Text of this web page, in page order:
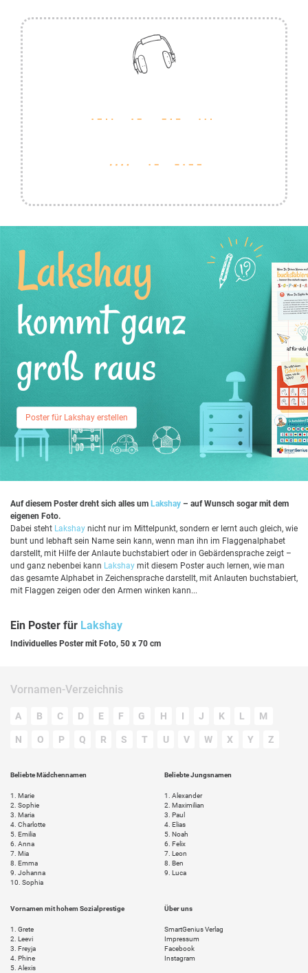
Lakshay
kommt ganz
groß raus
Poster für Lakshay erstellen
Auf diesem Poster dreht sich alles um Lakshay – auf Wunsch sogar mit dem
eigenen Foto.
Dabei steht Lakshay nicht nur im Mittelpunkt, sondern er lernt auch gleich, wie
bunt und lebhaft sein Name sein kann, wenn man ihn im Flaggenalphabet
darstellt, mit Hilfe der Anlaute buchstabiert oder in Gebärdensprache zeigt –
und ganz nebenbei kann Lakshay mit diesem Poster auch lernen, wie man
das gesamte Alphabet in Zeichensprache darstellt, mit Anlauten buchstabiert,
mit Flaggen zeigen oder den Armen winken kann...
Ein Poster für Lakshay
Individuelles Poster mit Foto, 50 x 70 cm
Vornamen-Verzeichnis
A B C D E F G H I J K L M
N O P Q R S T U V W X Y Z
Beliebte Mädchennamen
1. Marie
2. Sophie
3. Maria
4. Charlotte
5. Emilia
6. Anna
7. Mia
8. Emma
9. Johanna
10. Sophia
Beliebte Jungsnamen
1. Alexander
2. Maximilian
3. Paul
4. Elias
5. Noah
6. Felix
7. Leon
8. Ben
9. Luca
Vornamen mit hohem Sozialprestige
1. Grete
2. Leevi
3. Freyja
4. Phine
5. Alexis
Über uns
SmartGenius Verlag
Impressum
Facebook
Instagram